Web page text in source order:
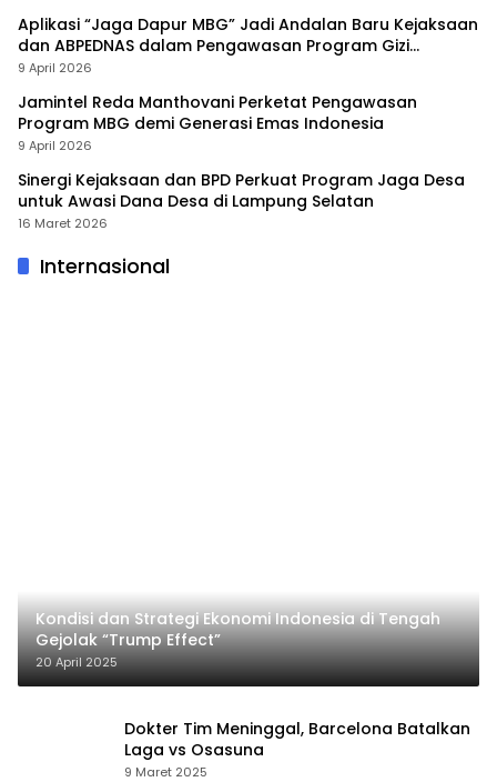
Aplikasi “Jaga Dapur MBG” Jadi Andalan Baru Kejaksaan
dan ABPEDNAS dalam Pengawasan Program Gizi
Nasional
9 April 2026
Jamintel Reda Manthovani Perketat Pengawasan
Program MBG demi Generasi Emas Indonesia
9 April 2026
Sinergi Kejaksaan dan BPD Perkuat Program Jaga Desa
untuk Awasi Dana Desa di Lampung Selatan
16 Maret 2026
Internasional
Kondisi dan Strategi Ekonomi Indonesia di Tengah
Gejolak “Trump Effect”
20 April 2025
Dokter Tim Meninggal, Barcelona Batalkan
Laga vs Osasuna
9 Maret 2025